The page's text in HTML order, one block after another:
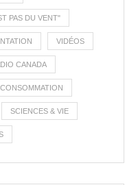
PAS DU VENT"
VIDÉOS
CANADA
CONSOMMATION
SCIENCES & VIE